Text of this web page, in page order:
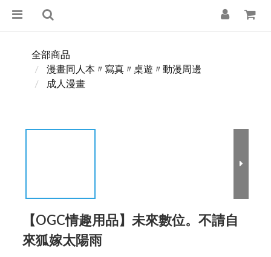
全部商品
漫畫同人本〃寫真〃桌遊〃動漫周邊
成人漫畫
【OGC情趣用品】未來數位。不請自
來狐嫁太陽雨